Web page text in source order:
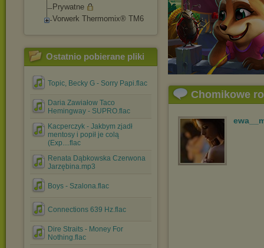
Prywatne
Vorwerk Thermomix® TM6
Ostatnio pobierane pliki
Topic, Becky G - Sorry Papi.flac
Daria Zawiałow Taco
Hemingway - SUPRO.flac
Kacperczyk - Jakbym zjadł
mentosy i popił je colą
(Exp....flac
Renata Dąbkowska Czerwona
Jarzębina.mp3
Boys - Szalona.flac
Connections 639 Hz.flac
Dire Straits - Money For
Nothing.flac
Chomikowe